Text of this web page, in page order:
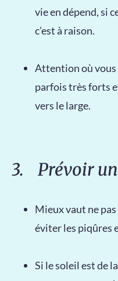
vie en dépend, si
c’est à raison.
Attention où vous
parfois très forts
vers le large.
3. Prévoir
Mieux vaut ne
éviter les piqûres
Si le soleil est de